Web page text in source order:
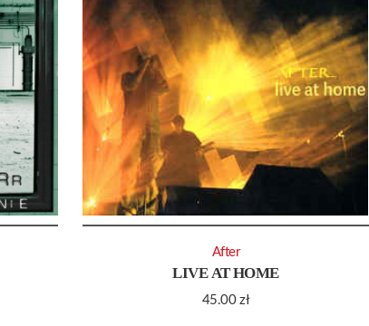
LIVE AT HOME
45.00zł
After